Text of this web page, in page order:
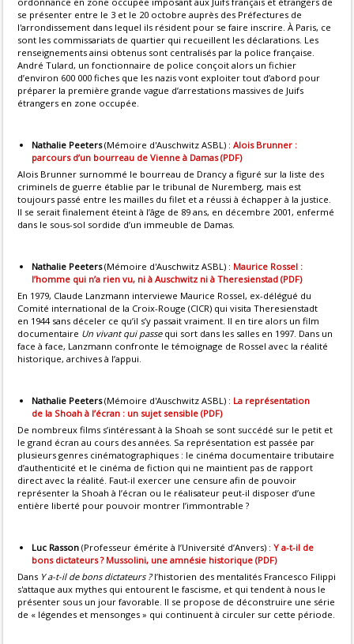
se présenter entre le 3 et le 20 octobre auprès des Préfectures de
l'arrondissement dans lequel ils résident pour se faire inscrire. À Paris, ce
sont les commissariats de quartier qui recueillent les déclarations. Les
renseignements ainsi obtenus sont centralisés par la police française.
André Tulard, un fonctionnaire de police conçoit alors un fichier
d’environ 600 000 fiches que les nazis vont exploiter tout d’abord pour
préparer la première grande vague d’arrestations massives de Juifs
étrangers en zone occupée.
Nathalie Peeters(Mémoire d'Auschwitz ASBL) : Alois Brunner :
parcours d’un bourreau de Vienne à Damas (PDF)
Alois Brunner surnommé le bourreau de Drancy a figuré sur la liste des
criminels de guerre établie par le tribunal de Nuremberg, mais est
toujours passé entre les mailles du filet et a réussi à échapper à la justice.
Il se serait finalement éteint à l’âge de 89 ans, en décembre 2001, enfermé
dans le sous-sol sordide d’un immeuble de Damas.
Nathalie Peeters(Mémoire d'Auschwitz ASBL) : Maurice Rossel :
l’homme qui n’a rien vu, ni à Auschwitz ni à Theresienstad (PDF)
En 1979, Claude Lanzmann interviewe Maurice Rossel, ex-délégué du
Comité international de la Croix-Rouge (CICR) qui visita Theresienstadt
en 1944 sans déceler ce qu’il s’y passait vraiment. Il en tire alors un film
documentaire Un vivant qui passequi sort dans les salles en 1997. Dans un
face à face, Lanzmann confronte le témoignage de Rossel avec la réalité
historique, archives à l’appui.
Nathalie Peeters(Mémoire d'Auschwitz ASBL) : La représentation
de la Shoah à l’écran : un sujet sensible (PDF)
De nombreux films s’intéressant à la Shoah se sont succédé sur le petit et
le grand écran au cours des années. Sa représentation est passée par
plusieurs genres cinématographiques : le cinéma documentaire tributaire
d’authenticité et le cinéma de fiction qui ne maintient pas de rapport
direct avec la réalité. Faut-il exercer une censure afin de pouvoir
représenter la Shoah à l’écran ou le réalisateur peut-il disposer d’une
entière liberté pour pouvoir montrer l’immontrable ?
Luc Rasson (Professeur émérite à l’Université d’Anvers) : Y a-t-il de
bons dictateurs ? Mussolini, une amnésie historique (PDF)
Dans Y a-t-il de bons dictateurs ?l’historien des mentalités Francesco Filippi
s'attaque aux mythes qui entourent le fascisme, et qui tendent à nous le
présenter sous un jour favorable. Il se propose de déconstruire une série
de « légendes et mensonges » qui continuent à circuler sur cette période.